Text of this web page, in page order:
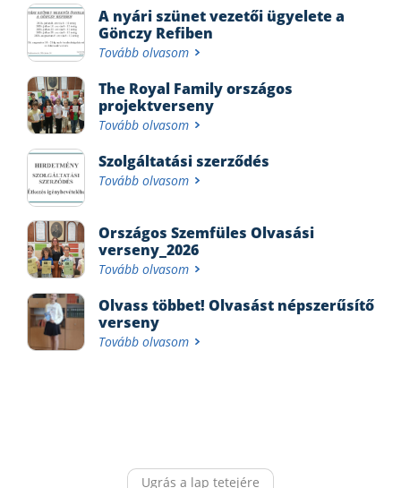
A nyári szünet vezetői ügyelete a
Gönczy Refiben
Tovább olvasom
The Royal Family országos
projektverseny
Tovább olvasom
Szolgáltatási szerződés
Tovább olvasom
Országos Szemfüles Olvasási
verseny_2026
Tovább olvasom
Olvass többet! Olvasást népszerűsítő
verseny
Tovább olvasom
Ugrás a lap tetejére